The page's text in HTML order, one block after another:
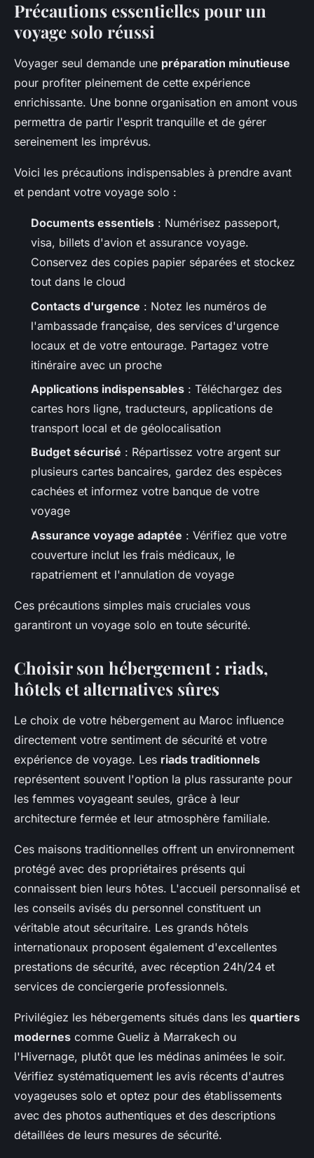
Précautions essentielles pour un
voyage solo réussi
Voyager seul demande une préparation minutieuse
pour profiter pleinement de cette expérience
enrichissante. Une bonne organisation en amont vous
permettra de partir l'esprit tranquille et de gérer
sereinement les imprévus.
Voici les précautions indispensables à prendre avant
et pendant votre voyage solo :
Documents essentiels : Numérisez passeport,
visa, billets d'avion et assurance voyage.
Conservez des copies papier séparées et stockez
tout dans le cloud
Contacts d'urgence : Notez les numéros de
l'ambassade française, des services d'urgence
locaux et de votre entourage. Partagez votre
itinéraire avec un proche
Applications indispensables : Téléchargez des
cartes hors ligne, traducteurs, applications de
transport local et de géolocalisation
Budget sécurisé : Répartissez votre argent sur
plusieurs cartes bancaires, gardez des espèces
cachées et informez votre banque de votre
voyage
Assurance voyage adaptée : Vérifiez que votre
couverture inclut les frais médicaux, le
rapatriement et l'annulation de voyage
Ces précautions simples mais cruciales vous
garantiront un voyage solo en toute sécurité.
Choisir son hébergement : riads,
hôtels et alternatives sûres
Le choix de votre hébergement au Maroc influence
directement votre sentiment de sécurité et votre
expérience de voyage. Les riads traditionnels
représentent souvent l'option la plus rassurante pour
les femmes voyageant seules, grâce à leur
architecture fermée et leur atmosphère familiale.
Ces maisons traditionnelles offrent un environnement
protégé avec des propriétaires présents qui
connaissent bien leurs hôtes. L'accueil personnalisé et
les conseils avisés du personnel constituent un
véritable atout sécuritaire. Les grands hôtels
internationaux proposent également d'excellentes
prestations de sécurité, avec réception 24h/24 et
services de conciergerie professionnels.
Privilégiez les hébergements situés dans les quartiers
modernes comme Gueliz à Marrakech ou
l'Hivernage, plutôt que les médinas animées le soir.
Vérifiez systématiquement les avis récents d'autres
voyageuses solo et optez pour des établissements
avec des photos authentiques et des descriptions
détaillées de leurs mesures de sécurité.